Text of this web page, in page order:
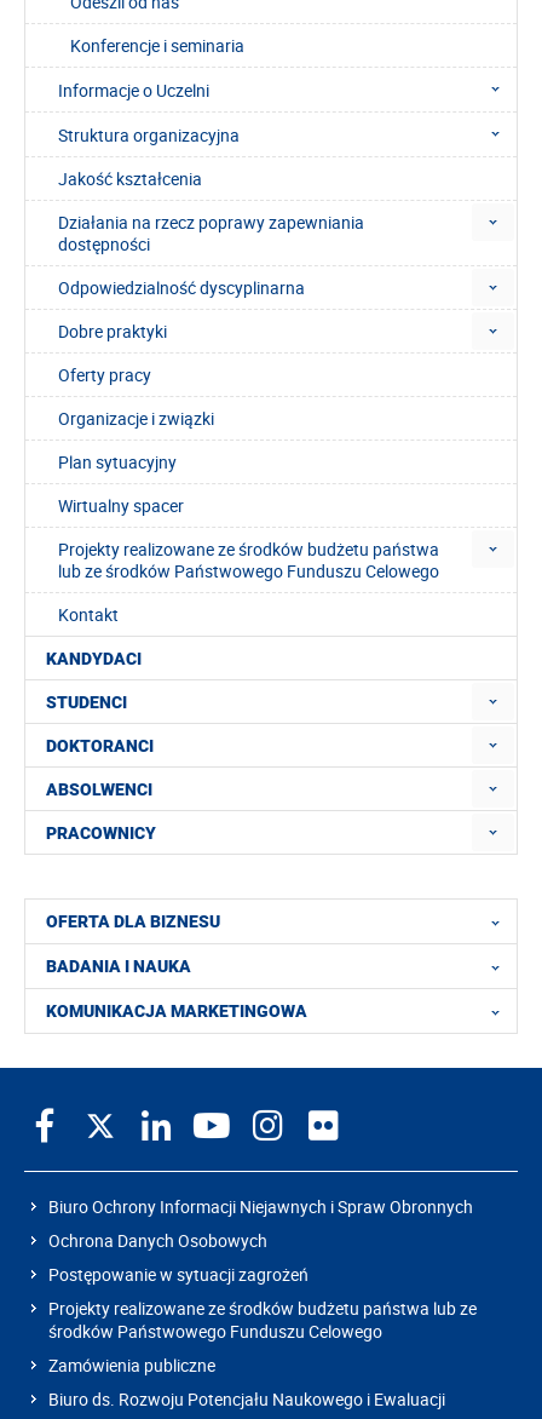
Konferencje i seminaria
Informacje o Uczelni
Struktura organizacyjna
Jakość kształcenia
Działania na rzecz poprawy zapewniania
dostępności
Odpowiedzialność dyscyplinarna
Dobre praktyki
Oferty pracy
Organizacje i związki
Plan sytuacyjny
Wirtualny spacer
Projekty realizowane ze środków budżetu państwa
lub ze środków Państwowego Funduszu Celowego
Kontakt
KANDYDACI
STUDENCI
DOKTORANCI
ABSOLWENCI
PRACOWNICY
OFERTA DLA BIZNESU
BADANIA I NAUKA
KOMUNIKACJA MARKETINGOWA
Biuro Ochrony Informacji Niejawnych i Spraw Obronnych
Ochrona Danych Osobowych
Postępowanie w sytuacji zagrożeń
Projekty realizowane ze środków budżetu państwa lub ze
środków Państwowego Funduszu Celowego
Zamówienia publiczne
Biuro ds. Rozwoju Potencjału Naukowego i Ewaluacji